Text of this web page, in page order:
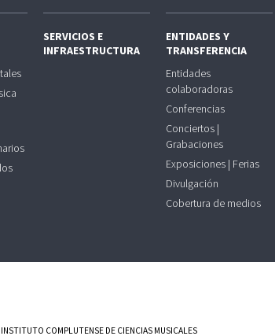
SERVICIOS E
INFRAESTRUCTURA
ENTIDADES Y
TRANSFERENCIA
Entidades
colaboradoras
Conferencias
Conciertos |
Grabaciones
Exposiciones | Ferias
Divulgación
Cobertura de medios
INSTITUTO COMPLUTENSE DE CIENCIAS MUSICALES